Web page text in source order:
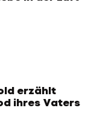
erzählt
ihres Vaters